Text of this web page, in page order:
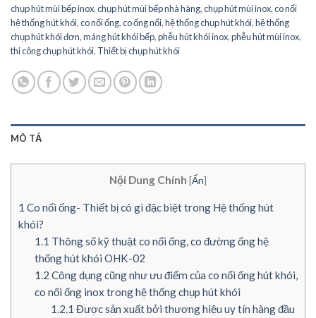
chụp hút mùi bếp inox,chụp hút mùi bếp nhà hàng,chụp hút mùi inox,co nối
hệ thống hút khói,co nối ống,co ống nối,hệ thống chụp hút khói,hệ thống
chụp hút khói đơn,máng hút khói bếp,phễu hút khói inox,phễu hút mùi inox,
thi công chụp hút khói, Thiết bị chụp hút khói
MÔ TẢ
Nội Dung Chính [Ẩn]
1 Co nối ống- Thiết bị có gì đặc biệt trong Hệ thống hút
khói?
1.1 Thông số kỹ thuật co nối ống, co đường ống hệ
thống hút khói OHK-02
1.2 Công dụng cũng như ưu điểm của co nối ống hút khói,
co nối ống inox trong hệ thống chụp hút khói
1.2.1 Được sản xuất bởi thương hiệu uy tín hàng đầu